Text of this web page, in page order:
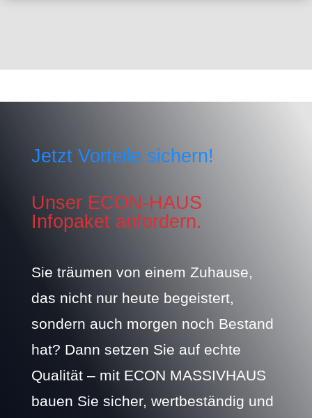
Jetzt Vorteile sichern!
Unser ECON-HAUS
Infopaket anfordern.
Sie träumen von einem Zuhause,
das nicht nur heute begeistert,
sondern auch morgen noch Bestand
hat? Dann setzen Sie auf echte
Qualität – mit ECON MASSIVHAUS
bauen Sie sicher, wertbeständig und